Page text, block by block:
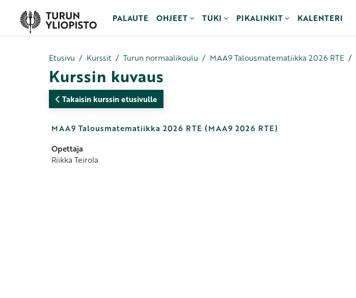
PALAUTE
OHJEET TUKI PIKALINKIT KALENTERI
Etusivu Kurssit Turun normaalikoulu MAA9 Talousmatematiikka 2026 RTE
Kurssin kuvaus
Takaisin kurssin etusivulle
MAA9 Talousmatematiikka 2026 RTE (MAA9 2026 RTE)
Opettaja
Riikka Teirola